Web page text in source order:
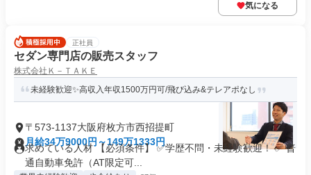
気になる
正社員
セダン専門店の販売スタッフ
株式会社Ｋ－ＴＡＫＥ
未経験歓迎✨高収入年収1500万円可/飛び込み&テレアポなし
〒573-1137大阪府枚方市西招提町
月給34万9000円～149万1333円
求めている人材 【必須条件】 ✅学歴不問・未経験歓迎！ ✅ 普
通自動車免許（AT限定可...